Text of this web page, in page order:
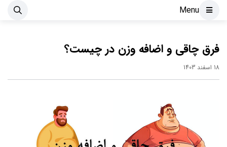
Menu
فرق چاقی و اضافه وزن در چیست؟
18 اسفند 1403